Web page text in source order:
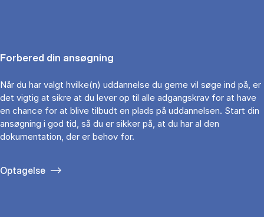
Forbered din ansøgning
Når du har valgt hvilke(n) uddannelse du gerne vil søge ind på, er
det vigtig at sikre at du lever op til alle adgangskrav for at have
en chance for at blive tilbudt en plads på uddannelsen. Start din
ansøgning i god tid, så du er sikker på, at du har al den
dokumentation, der er behov for.
Optagelse